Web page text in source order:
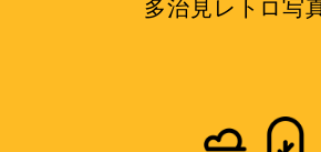
多治見レトロ写